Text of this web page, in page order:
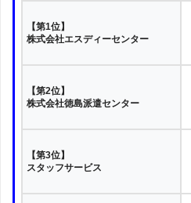
看護師（ナース）の短期単発
【第1位】
株式会社エスディーセンター
【第2位】
株式会社徳島派遣センター
【第3位】
スタッフサービス